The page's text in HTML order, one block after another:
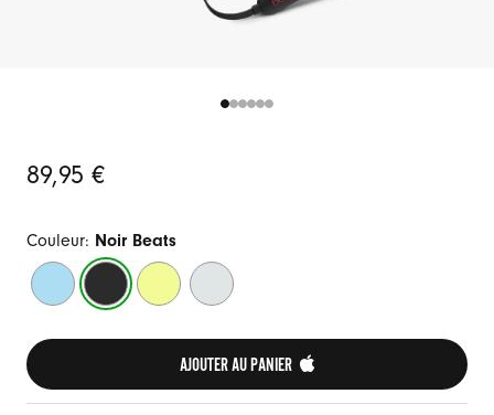
Original
Price
89,95 €
Couleur: Noir Beats
Bleu
ardent
Noir
Beats
Jaune
Yuzu
Gris
cendré
AJOUTER AU PANIER